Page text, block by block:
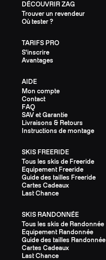
DÉCOUVRIR ZAG
Trouver un revendeur
Où tester ?
TARIFS PRO
S'inscrire
Avantages
AIDE
Mon compte
Contact
FAQ
SAV et Garantie
Livraisons & Retours
Instructions de montage
SKIS FREERIDE
Tous les skis de Freeride
Equipement Freeride
Guide des tailles Freeride
Cartes Cadeaux
Last Chance
SKIS RANDONNÉE
Tous les skis de Randonnée
Equipement Randonnée
Guide des tailles Randonnée
Cartes Cadeaux
Last Chance